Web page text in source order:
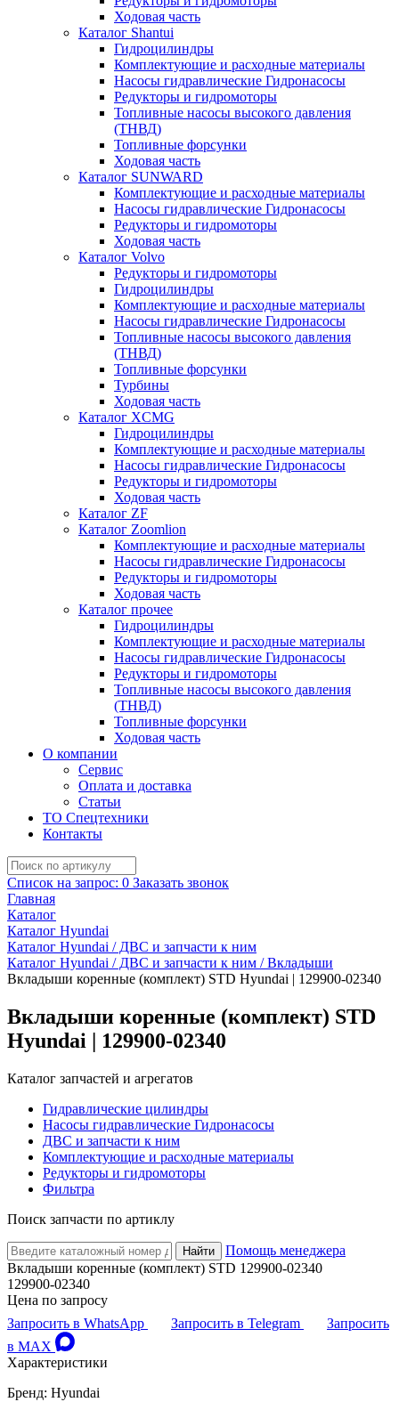
Ходовая часть
Каталог Shantui
Гидроцилиндры
Комплектующие и расходные материалы
Насосы гидравлические Гидронасосы
Редукторы и гидромоторы
Топливные насосы высокого давления
(ТНВД)
Топливные форсунки
Ходовая часть
Каталог SUNWARD
Комплектующие и расходные материалы
Насосы гидравлические Гидронасосы
Редукторы и гидромоторы
Ходовая часть
Каталог Volvo
Редукторы и гидромоторы
Гидроцилиндры
Комплектующие и расходные материалы
Насосы гидравлические Гидронасосы
Топливные насосы высокого давления
(ТНВД)
Топливные форсунки
Турбины
Ходовая часть
Каталог XCMG
Гидроцилиндры
Комплектующие и расходные материалы
Насосы гидравлические Гидронасосы
Редукторы и гидромоторы
Ходовая часть
Каталог ZF
Каталог Zoomlion
Комплектующие и расходные материалы
Насосы гидравлические Гидронасосы
Редукторы и гидромоторы
Ходовая часть
Каталог прочее
Гидроцилиндры
Комплектующие и расходные материалы
Насосы гидравлические Гидронасосы
Редукторы и гидромоторы
Топливные насосы высокого давления
(ТНВД)
Топливные форсунки
Ходовая часть
О компании
Сервис
Оплата и доставка
Статьи
ТО Спецтехники
Контакты
Список на запрос: 0 Заказать звонок
Главная
Каталог
Каталог Hyundai
Каталог Hyundai / ДВС и запчасти к ним
Каталог Hyundai / ДВС и запчасти к ним / Вкладыши
Вкладыши коренные (комплект) STD Hyundai | 129900-02340
Вкладыши коренные (комплект) STD
Hyundai | 129900-02340
Каталог запчастей и агрегатов
Гидравлические цилиндры
Насосы гидравлические Гидронасосы
ДВС и запчасти к ним
Комплектующие и расходные материалы
Редукторы и гидромоторы
Фильтра
Поиск запчасти по артиклу
Найти
Помощь менеджера
Вкладыши коренные (комплект) STD 129900-02340
129900-02340
Цена по запросу
Запросить в WhatsApp
Запросить в Telegram
Запросить
в MAX
Характеристики
Бренд: Hyundai